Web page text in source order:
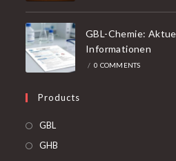
GBL-Chemie:
Informationen
/ 0 COMMENTS
Products
GBL
in
GHB